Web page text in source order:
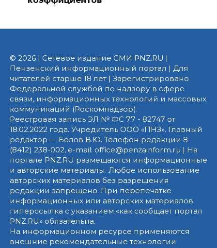
© 2026 | Сетевое издание СМИ PNZ.RU |
Пензенский информационный портал | Для
читателей старше 18 лет | Зарегистрировано
Федеральной службой по надзору в сфере
связи, информационных технологий и массовых
коммуникаций (Роскомнадзор).
Реестровая запись ЭЛ № ФС 77 - 82747 от
18.02.2022 года. Учредитель ООО «ПНЗ». Главный
редактор — Белов В.Ю. Телефон редакции 8
(8412) 238-002, e-mail: office@penzainform.ru | На
портале PNZ.RU размещаются информационные
и авторские материалы. Любое использование
авторских материалов без разрешения
редакции запрещено. При перепечатке
информационных или авторских материалов
гиперссылка с указанием «как сообщает портал
PNZ.RU» обязательна.
На информационном ресурсе применяются
внешние рекомендательные технологии